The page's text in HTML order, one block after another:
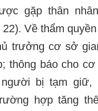
gặp thân
Về thẩm
trưởng cơ sở
thông báo cho
bị tạm giữ,
hợp tăng